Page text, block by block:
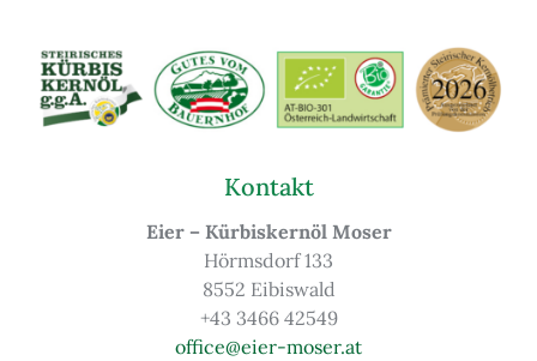
Kontakt
Eier – Kürbiskernöl Moser
Hörmsdorf 133
8552 Eibiswald
+43 3466 42549
office@eier-moser.at